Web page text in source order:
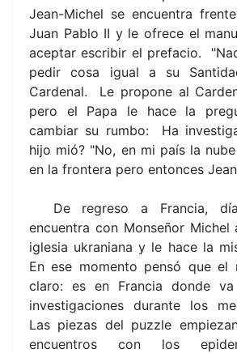
Jean-Michel se encuentra
Juan Pablo II y le ofrece el
aceptar escribir el prefacio.
pedir cosa igual a su
Cardenal. Le propone al
pero el Papa le hace la
cambiar su rumbo: Ha
hijo mió? "No, en mi país la
en la frontera pero entonces
De regreso a Francia,
encuentra con Monseñor Michel
iglesia ukraniana y le hace la
En ese momento pensó que el
claro: es en Francia donde
investigaciones durante los
Las piezas del puzzle
encuentros con los